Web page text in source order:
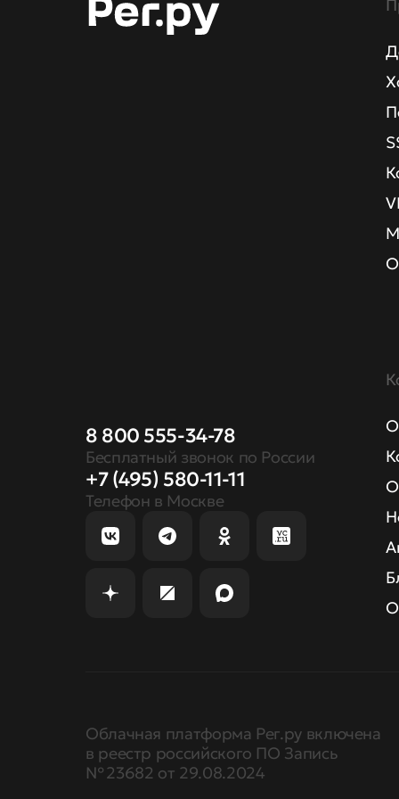
8 800 555-34-78
Бесплатный звонок по России
+7 (495) 580-11-11
Телефон в Москве
Облачная платформа Рег.ру включена
в реестр российского ПО Запись
№ 23682 от 29.08.2024